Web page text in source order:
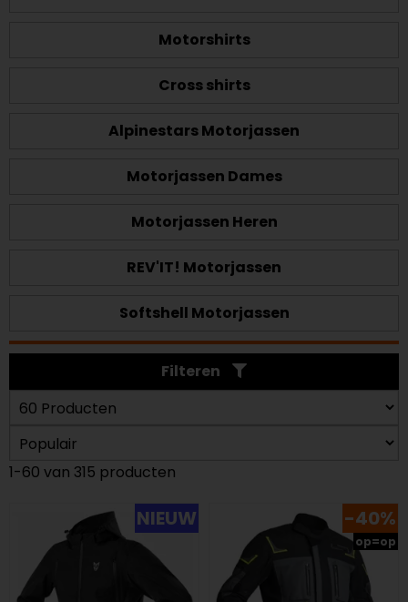
Motorshirts
Cross shirts
Alpinestars Motorjassen
Motorjassen Dames
Motorjassen Heren
REV'IT! Motorjassen
Softshell Motorjassen
Filteren
1-60 van 315 producten
NIEUW -40%
op=op